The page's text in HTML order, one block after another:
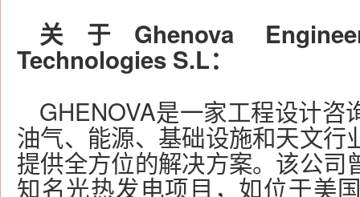
关于Ghenova
Technologies S.L：
GHENOVA是一家工程设计咨
油气、能源、基础设施和天文行
提供全方位的解决方案。该公司
知名光热发电项目，如位于美